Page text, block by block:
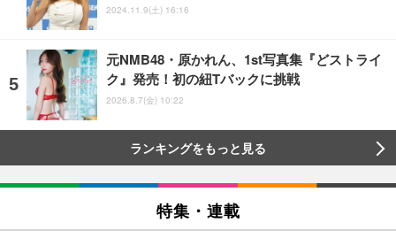
2024.11.9(土) 16:16
元NMB48・原かれん、1st写真集『どストライ
ク』発売！初の紐Tバックに挑戦
2026.8.7(金) 10:22
ランキングをもっと見る
特集・連載